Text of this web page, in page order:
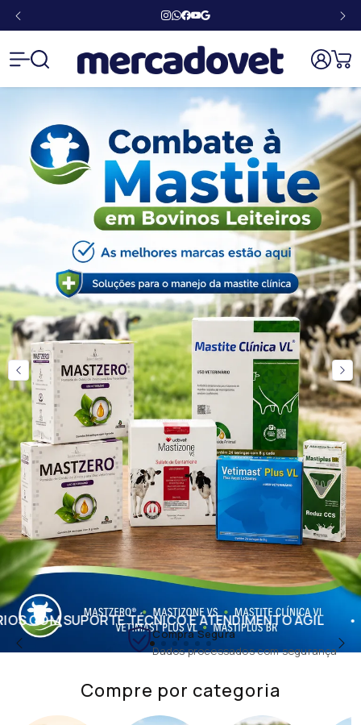
E ATENDIMENTO ÁGIL MAIS
Compra Segura
Dados processados com segurança
Compre por categoria